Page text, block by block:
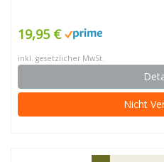
19,95 €
inkl. gesetzlicher MwSt.
Nicht